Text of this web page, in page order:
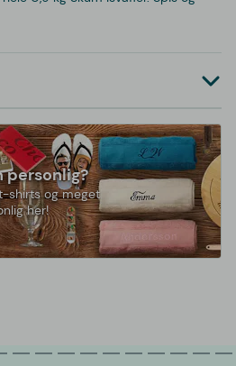
personlig?
shirts og meget
her!